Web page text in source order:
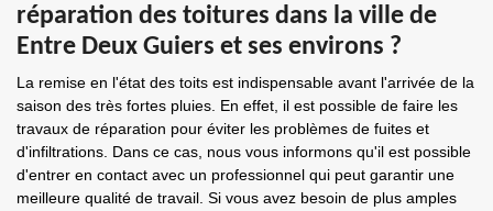
réparation des toitures dans la ville de
Entre Deux Guiers et ses environs ?
La remise en l'état des toits est indispensable avant l'arrivée de la
saison des très fortes pluies. En effet, il est possible de faire les
travaux de réparation pour éviter les problèmes de fuites et
d'infiltrations. Dans ce cas, nous vous informons qu'il est possible
d'entrer en contact avec un professionnel qui peut garantir une
meilleure qualité de travail. Si vous avez besoin de plus amples